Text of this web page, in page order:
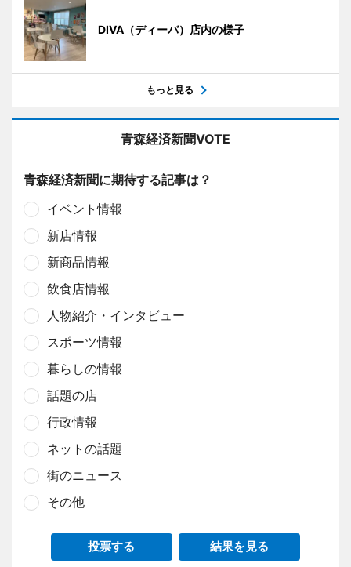
DIVA（ディーバ）店内の様子
もっと見る
青森経済新聞VOTE
青森経済新聞に期待する記事は？
イベント情報
新店情報
新商品情報
飲食店情報
人物紹介・インタビュー
スポーツ情報
暮らしの情報
話題の店
行政情報
ネットの話題
街のニュース
その他
投票する 結果を見る